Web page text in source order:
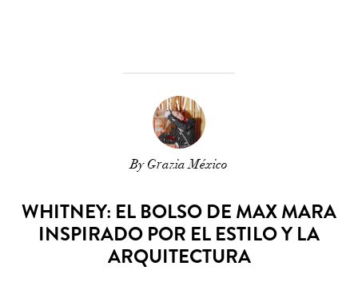
By Grazia México
WHITNEY: EL BOLSO DE MAX MARA
INSPIRADO POR EL ESTILO Y LA
ARQUITECTURA